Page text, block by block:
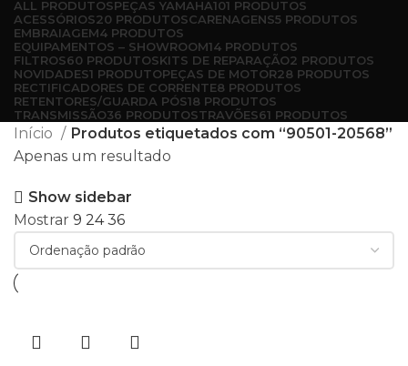
ALL PRODUTOSPEÇAS YAMAHA101 PRODUTOS
ACESSÓRIOS20 PRODUTOSCARENAGENS5 PRODUTOS
EMBRAIAGEM4 PRODUTOS
EQUIPAMENTOS – SHOWROOM14 PRODUTOS
FILTROS60 PRODUTOSKITS DE REPARAÇÃO2 PRODUTOS
NOVIDADES1 PRODUTOPEÇAS DE MOTOR28 PRODUTOS
RECTIFICADORES DE CORRENTE8 PRODUTOS
RETENTORES/GUARDA PÓS18 PRODUTOS
TRANSMISSÃO36 PRODUTOSTRAVÕES61 PRODUTOS
Início
Produtos etiquetados com “90501-20568”
Apenas um resultado
Show sidebar
Mostrar 9 2436